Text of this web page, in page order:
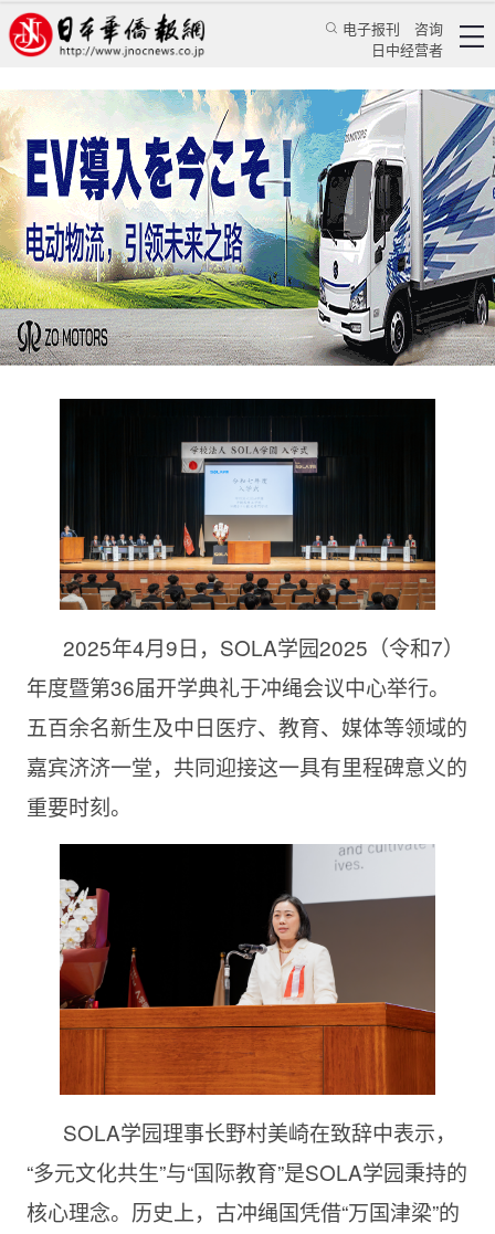
电子报刊
咨询
日中经营者
勇毅前行 逐梦未来
SOLA学园2025度暨第36届开学典礼于冲绳举行
蔡晖 华人新闻 留学生活
日本华侨报 2025/4/11 16:49:59
2025年4月9日，SOLA学园2025（令和7）
年度暨第36届开学典礼于冲绳会议中心举行。
五百余名新生及中日医疗、教育、媒体等领域的
嘉宾济济一堂，共同迎接这一具有里程碑意义的
重要时刻。
SOLA学园理事长野村美崎在致辞中表示，
“多元文化共生”与“国际教育”是SOLA学园秉持的
核心理念。历史上，古冲绳国凭借“万国津梁”的